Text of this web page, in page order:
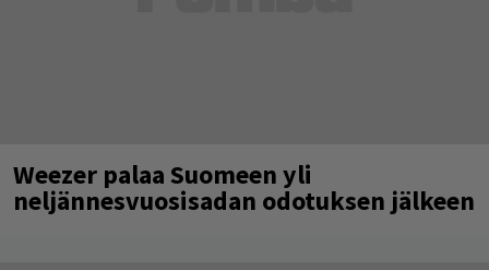
Weezer palaa Suomeen yli
neljännesvuosisadan odotuksen jälkeen